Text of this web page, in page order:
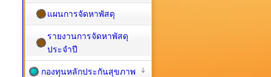
แผนการจัดหาพัสดุ
รายงานการจัดหาพัสดุ
ประจำปี
กองทุนหลักประกันสุขภาพ